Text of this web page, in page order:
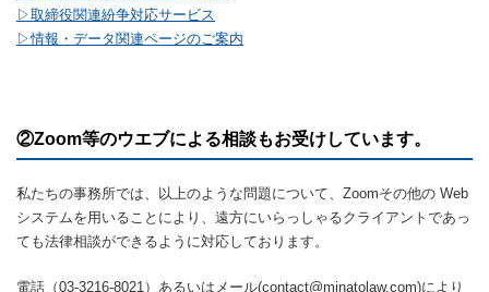
▷取締役関連紛争対応サービス
▷情報・データ関連ページのご案内
②Zoom等のウエブによる相談もお受けしています。
私たちの事務所では、以上のような問題について、Zoomその他の Web
システムを用いることにより、遠方にいらっしゃるクライアントであっ
ても法律相談ができるように対応しております。
電話（03-3216-8021）あるいはメール(contact@minatolaw.com)により